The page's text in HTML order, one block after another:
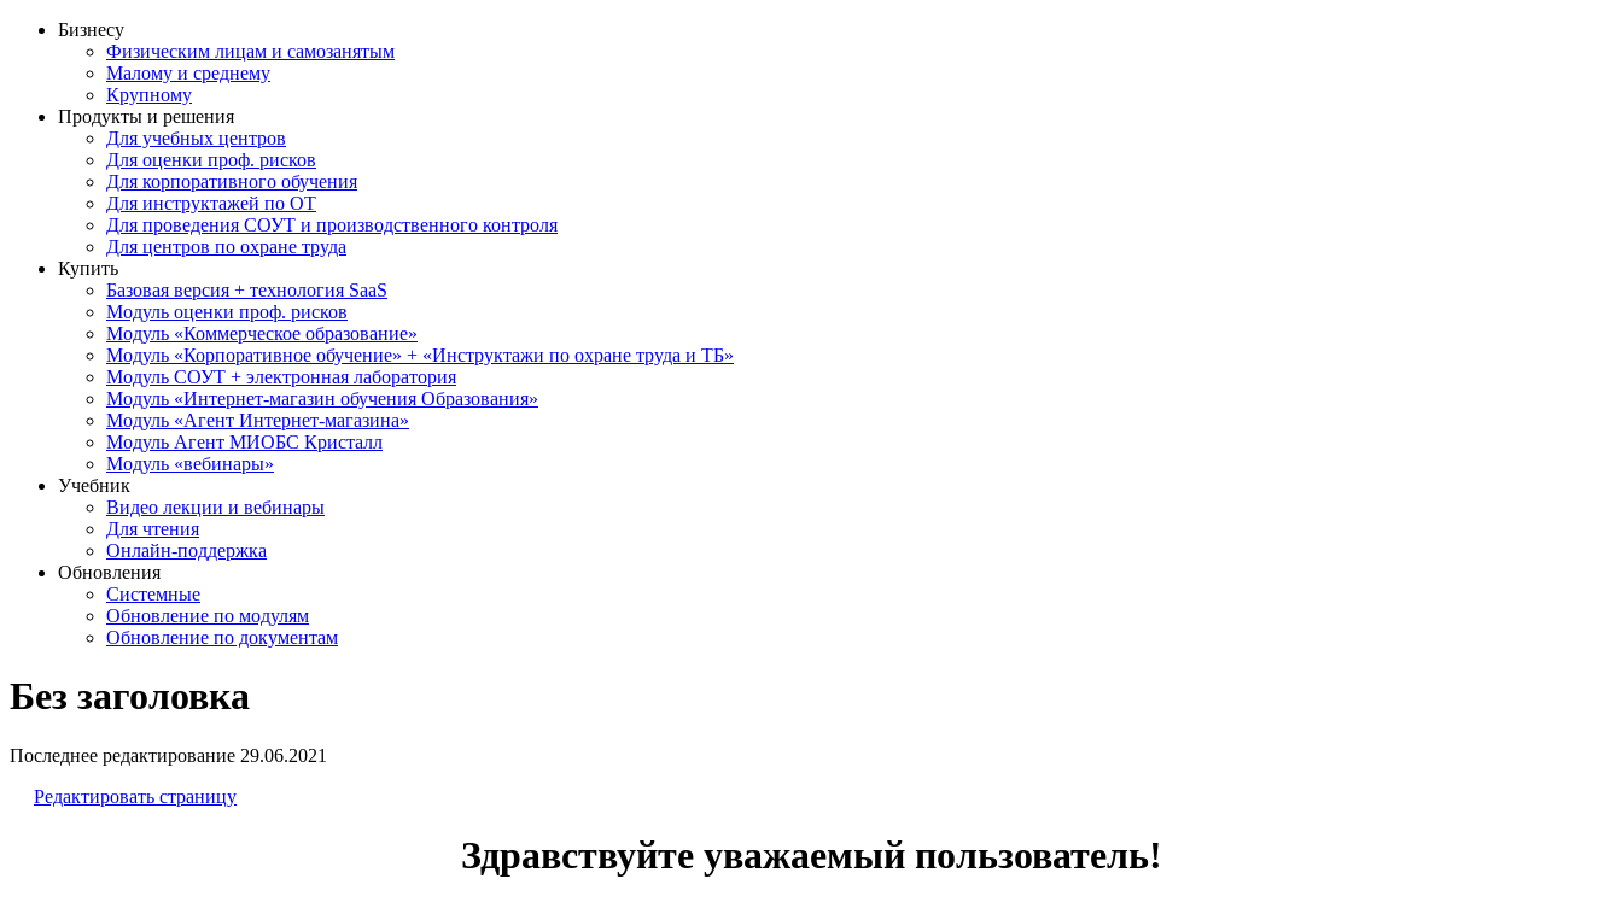
Бизнесу
Физическим лицам и самозанятым
Малому и среднему
Крупному
Продукты и решения
Для учебных центров
Для оценки проф. рисков
Для корпоративного обучения
Для инструктажей по ОТ
Для проведения СОУТ и производственного контроля
Для центров по охране труда
Купить
Базовая версия + технология SaaS
Модуль оценки проф. рисков
Модуль «Коммерческое образование»
Модуль «Корпоративное обучение» + «Инструктажи по охране труда и ТБ»
Модуль СОУТ + электронная лаборатория
Модуль «Интернет-магазин обучения Образования»
Модуль «Агент Интернет-магазина»
Модуль Агент МИОБС Кристалл
Модуль «вебинары»
Учебник
Видео лекции и вебинары
Для чтения
Онлайн-поддержка
Обновления
Системные
Обновление по модулям
Обновление по документам
Без заголовка
Последнее редактирование 29.06.2021
Редактировать страницу
Здравствуйте уважаемый пользователь!